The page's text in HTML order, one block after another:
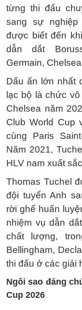
từng thi đấu
sang sự nghiệp
được biết đến
dẫn dắt
Germain,
Dấu ấn lớn nhất
lạc bộ là chức
Chelsea năm
Club World Cup
cùng Paris
Năm 2021,
HLV nam xuất
Thomas Tuchel
đội tuyển Anh
rời ghế huấn
nhiệm vụ dẫn
chất lượng,
Bellingham,
thi đấu ở các giải
Ngôi sao đáng
Cup 2026